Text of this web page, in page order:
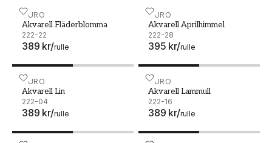
DURO
Akvarell Fläderblomma
222-22
389 kr/rulle
Akvarell Fläderblomma - 222-22
DURO
Akvarell Aprilhimmel
222-28
395 kr/rulle
Akvarell Aprilhimmel -
DURO
Akvarell Lin
222-04
389 kr/rulle
Akvarell Lin - 222-04 DURO
Akvarell Lammull
222-16
389 kr/rulle
Akvarell Lammull - 222-16